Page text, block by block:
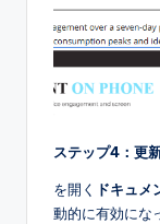
ステップ4：更
を開く ドキュメ
動的に有効にな